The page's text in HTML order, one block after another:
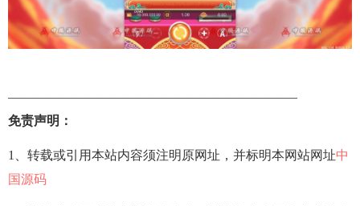
——————————————————————–
免责声明：
1、转载或引用本站内容须注明原网址，并标明本网站网址中
国源码